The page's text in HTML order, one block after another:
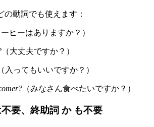
動詞でも使えます：
ーヒーはありますか？）
（大丈夫ですか？）
（入ってもいいですか？）
（みなさん食べたいですか？）
要、終助詞 か も不要